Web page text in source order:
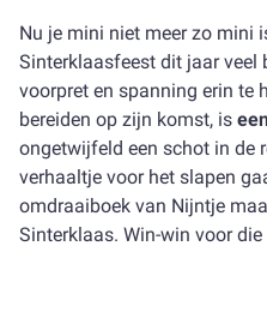
Nu je mini niet meer zo mini
Sinterklaasfeest dit jaar veel
voorpret en spanning erin te
bereiden op zijn komst, is
ongetwijfeld een schot in de
verhaaltje voor het slapen
omdraaiboek van Nijntje
Sinterklaas. Win-win voor die